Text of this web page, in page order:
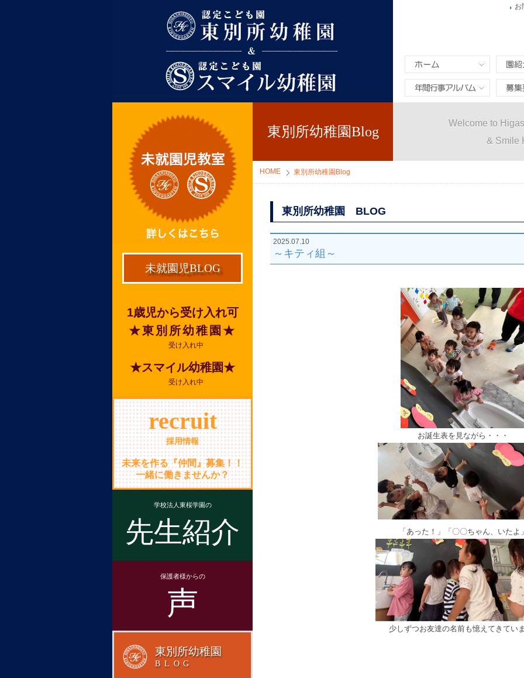
お
園紹介
年間行事&アルバム 募集要
東別所幼稚園Blog
Welcome to
& Smile
HOME 東別所幼稚園Blog
東別所幼稚園 BLOG
2025.07.10
～キティ組～
お誕生表を見ながら・・・
「あった！」「〇〇ちゃん、いたよ
少しずつお友達の名前も憶えてきてい
未就園児BLOG
1歳児から受け入れ可
★東別所幼稚園★
受け入れ中
★スマイル幼稚園★
受け入れ中
recruit
採用情報
未来を作る『仲間』募集！！
一緒に働きませんか？
学校法人東桜学園の
先生紹介
保護者様からの
声
東別所幼稚園
BLOG